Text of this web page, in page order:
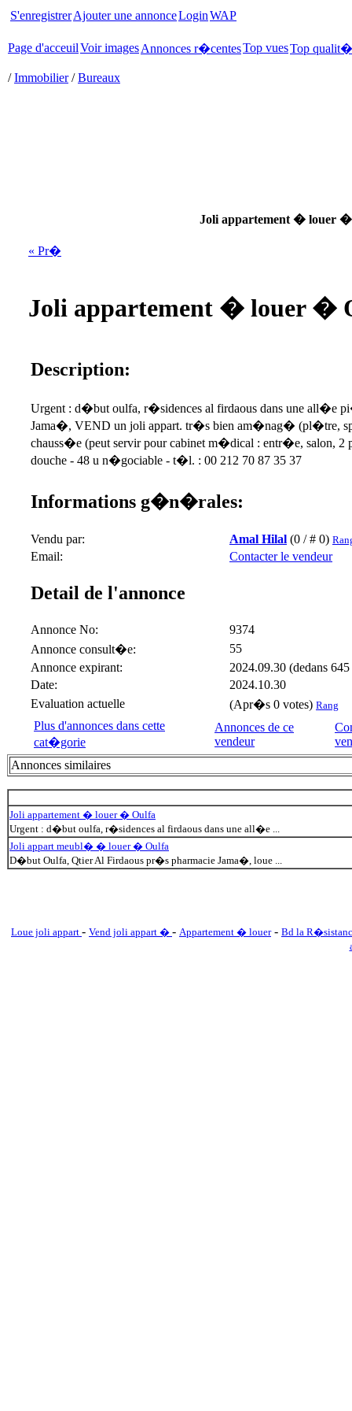
S'enregistrerAjouter une annonceLoginWAP
Page d'acceuilVoir imagesAnnonces r�centesTop vuesTop qualit�
/Immobilier/Bureaux
Joli appartement � louer
« Pr�
Joli appartement � louer �
Description:
Urgent : d�but oulfa, r�sidences al firdaous dans une all�e
Jama�, VEND un joli appart. tr�s bien am�nag� (pl�tre,
chauss�e (peut servir pour cabinet m�dical : entr�e, salon, 2
douche - 48 u n�gociable - t�l. : 00 212 70 87 35 37
Informations g�n�rales:
Vendu par: Amal Hilal (0 / # 0)
Email: Contacter le vendeur
Detail de l'annonce
Annonce No:
9374
Annonce consult�e:
55
Annonce expirant:
2024.09.30 (dedans 645
Date:
2024.10.30
Evaluation actuelle
(Apr�s 0 votes) Rang
Plus d'annonces dans cette
cat�gorie
Annonces de ce
vendeur
Annonces similaires
Joli appartement � louer � Oulfa
Urgent : d�but oulfa, r�sidences al firdaous dans une all�e ...
Joli appart meubl� � louer � Oulfa
D�but Oulfa, Qtier Al Firdaous pr�s pharmacie Jama�, loue ...
Loue joli appart - Vend joli appart � - Appartement � louer- Bd la